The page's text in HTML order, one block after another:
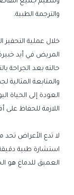
والترجمة الطبية.
خلال عملية
المريض في أيد
حالته بعد الجراحة
والمتابعة المثالية
العودة إلى الحياة
اللازمة للحفاظ
لا تدع الأعراض
استشارة طبية دقيقة
العميق للدماغ هو